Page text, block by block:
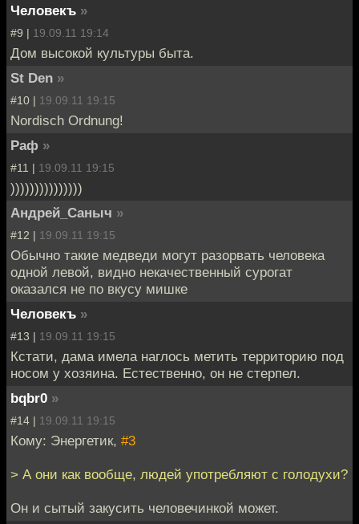
Человекъ »
#9 | 19.09.11 19:14
Дом высокой культуры быта.
St Den »
#10 | 19.09.11 19:15
Nordisch Ordnung!
Раф »
#11 | 19.09.11 19:15
)))))))))))))))
Андрей_Саныч »
#12 | 19.09.11 19:15
Обычно такие медведи могут разорвать человека
одной левой, видно некачественный сурогат
оказался не по вкусу мишке
Человекъ »
#13 | 19.09.11 19:15
Кстати, дама имела наглось метить территорию под
носом у хозяина. Естественно, он не стерпел.
bqbr0 »
#14 | 19.09.11 19:15
Кому: Энергетик, #3
> А они как вообще, людей употребляют с голодухи?
Он и сытый закусить человечинкой может.